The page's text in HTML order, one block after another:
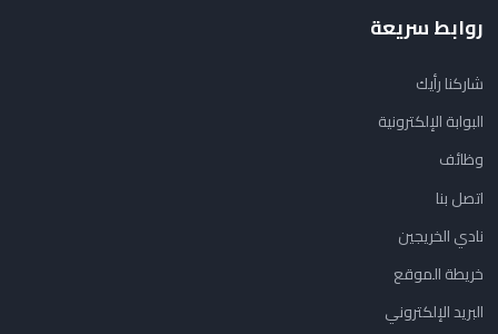
روابط سريعة
شاركنا رأيك
البوابة الإلكترونية
وظائف
اتصل بنا
نادي الخريجين
خريطة الموقع
البريد الإلكتروني